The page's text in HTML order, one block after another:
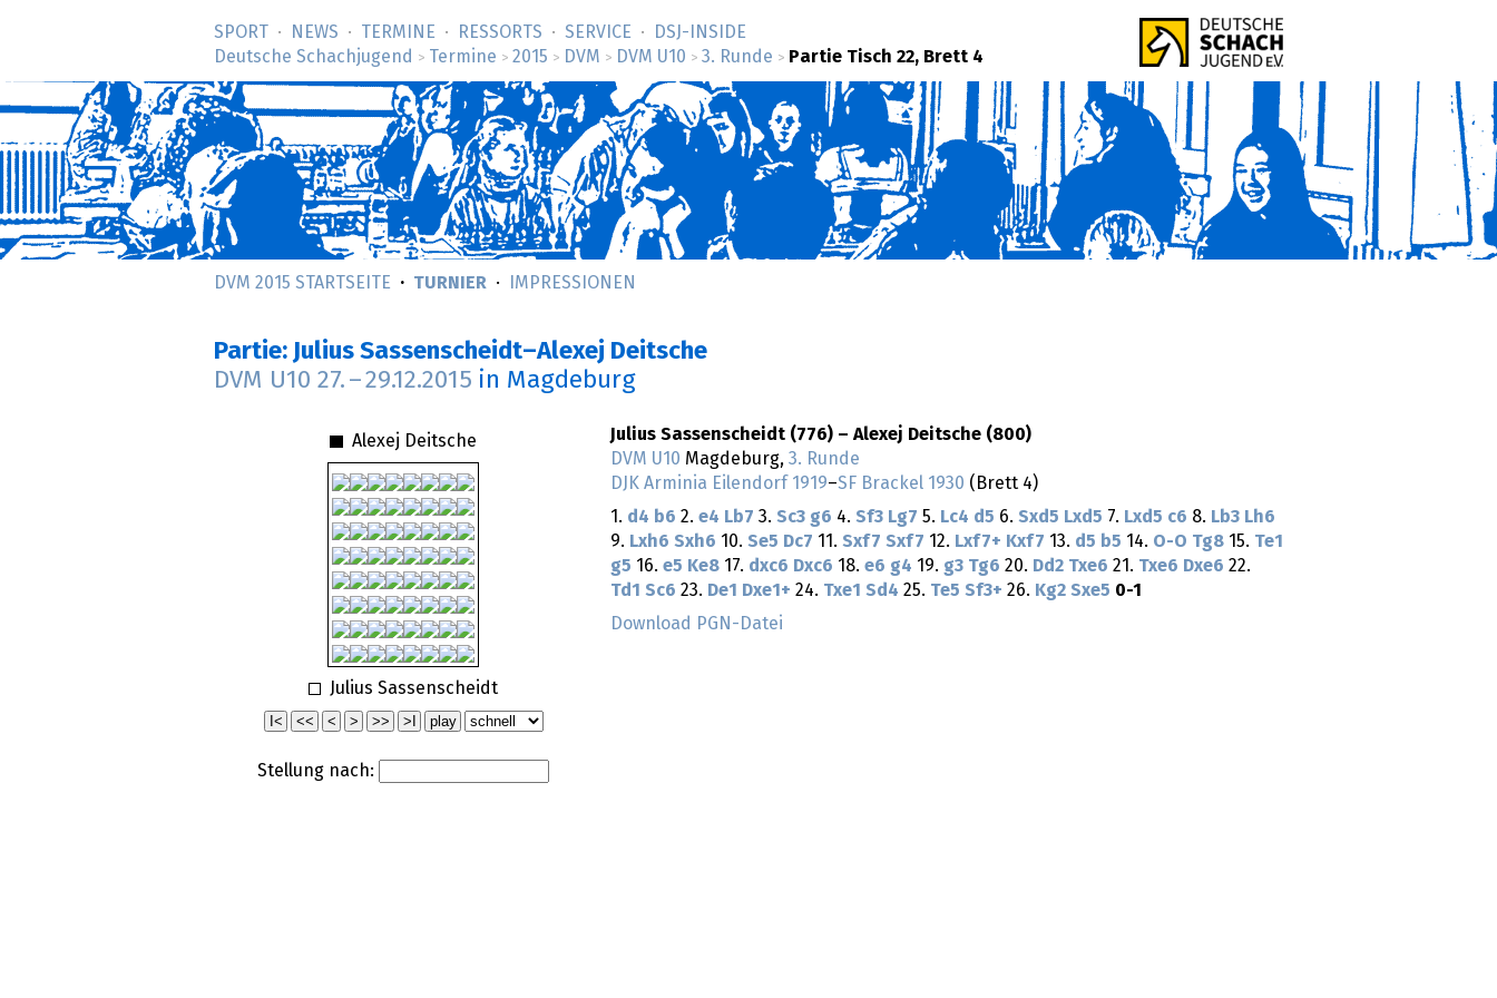
SPORT NEWS TERMINE RESSORTS SERVICE
DSJ-­INSIDE
Deutsche Schachjugend
> Termine > 2015 > DVM > DVM U10 > 3. Runde > Partie Tisch 22, Brett 4
DVM 2015 STARTSEITE TURNIER IMPRESSIONEN
Partie: Julius Sassenscheidt–Alexej Deitsche
DVM U10 27. –29.12.2015 in Magdeburg
Alexej Deitsche
Julius Sassenscheidt
Stellung nach:
Julius Sassenscheidt (776) – Alexej Deitsche (800)
DVM U10 Magdeburg, 3. Runde
DJK Arminia Eilendorf 1919–SF Brackel 1930 (Brett 4)
1. d4 b6 2. e4 Lb7 3. Sc3 g6 4. Sf3 Lg7 5. Lc4 d5 6. Sxd5 Lxd5 7. Lxd5 c6 8. Lb3 Lh6
9. Lxh6 Sxh6 10. Se5 Dc7 11. Sxf7 Sxf7 12. Lxf7+ Kxf7 13. d5 b5 14. O-O Tg8 15. Te1
g5 16. e5 Ke8 17. dxc6 Dxc6 18. e6 g4 19. g3 Tg6 20. Dd2 Txe6 21. Txe6 Dxe6 22.
Td1 Sc6 23. De1 Dxe1+ 24. Txe1 Sd4 25. Te5 Sf3+ 26. Kg2 Sxe5 0-1
Download PGN-Datei